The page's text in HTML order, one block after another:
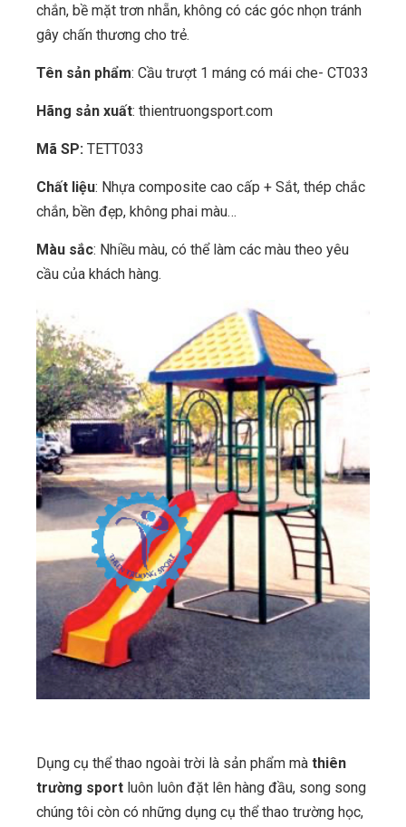
chắn, bề mặt trơn nhẵn, không có các góc nhọn tránh
gây chấn thương cho trẻ.
Tên sản phẩm: Cầu trượt 1 máng có mái che- CT033
Hãng sản xuất: thientruongsport.com
Mã SP: TETT033
Chất liệu: Nhựa composite cao cấp + Sắt, thép chắc
chắn, bền đẹp, không phai màu…
Màu sắc: Nhiều màu, có thể làm các màu theo yêu
cầu của khách hàng.
Dụng cụ thể thao ngoài trời là sản phẩm mà thiên
trường sport luôn luôn đặt lên hàng đầu, song song
chúng tôi còn có những dụng cụ thể thao trường học,